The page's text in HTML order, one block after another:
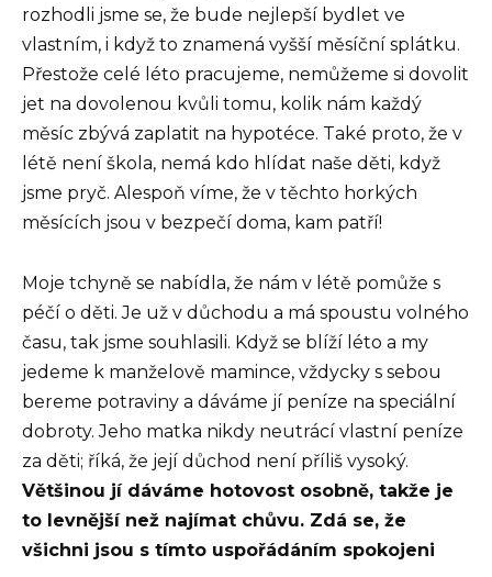
rozhodli jsme se, že bude nejlepší bydlet ve
vlastním, i když to znamená vyšší měsíční splátku.
Přestože celé léto pracujeme, nemůžeme si dovolit
jet na dovolenou kvůli tomu, kolik nám každý
měsíc zbývá zaplatit na hypotéce. Také proto, že v
létě není škola, nemá kdo hlídat naše děti, když
jsme pryč. Alespoň víme, že v těchto horkých
měsících jsou v bezpečí doma, kam patří!
Moje tchyně se nabídla, že nám v létě pomůže s
péčí o děti. Je už v důchodu a má spoustu volného
času, tak jsme souhlasili. Když se blíží léto a my
jedeme k manželově mamince, vždycky s sebou
bereme potraviny a dáváme jí peníze na speciální
dobroty. Jeho matka nikdy neutrácí vlastní peníze
za děti; říká, že její důchod není příliš vysoký.
Většinou jí dáváme hotovost osobně, takže je
to levnější než najímat chůvu. Zdá se, že
všichni jsou s tímto uspořádáním spokojeni